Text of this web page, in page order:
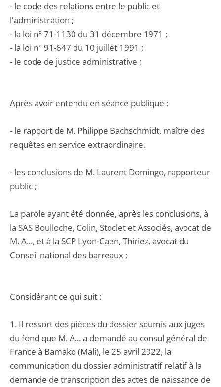
- le code des relations entre le public et
l'administration ;
- la loi n° 71-1130 du 31 décembre 1971 ;
- la loi n° 91-647 du 10 juillet 1991 ;
- le code de justice administrative ;
Après avoir entendu en séance publique :
- le rapport de M. Philippe Bachschmidt, maître des
requêtes en service extraordinaire,
- les conclusions de M. Laurent Domingo, rapporteur
public ;
La parole ayant été donnée, après les conclusions, à
la SAS Boulloche, Colin, Stoclet et Associés, avocat de
M. A..., et à la SCP Lyon-Caen, Thiriez, avocat du
Conseil national des barreaux ;
Considérant ce qui suit :
1. Il ressort des pièces du dossier soumis aux juges
du fond que M. A... a demandé au consul général de
France à Bamako (Mali), le 25 avril 2022, la
communication du dossier administratif relatif à la
demande de transcription des actes de naissance de